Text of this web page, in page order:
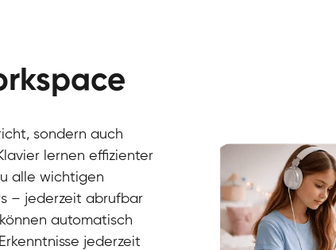
Klavier / Piano / Flügel
Klavier / Piano / Flügel
Klavier / Piano / Flügel
Klavier / Piano / Flügel
Klavier / Piano / Flügel
Klavier / Piano / Flügel
sondern auch
lernen effizienter
alle wichtigen
– jederzeit abrufbar
automatisch
jederzeit